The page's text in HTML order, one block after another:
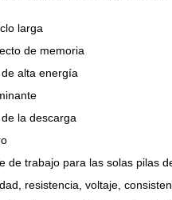
larga
de memoria
alta energía
la descarga
de trabajo para las solas pilas
resistencia, voltaje,